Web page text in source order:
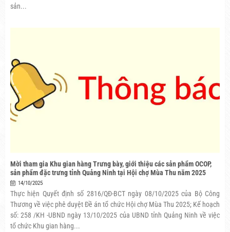
sản...
Mời tham gia Khu gian hàng Trưng bày, giới thiệu các sản phẩm OCOP,
sản phẩm đặc trưng tỉnh Quảng Ninh tại Hội chợ Mùa Thu năm 2025
14/10/2025
Thực hiện Quyết định số 2816/QĐ-BCT ngày 08/10/2025 của Bộ Công
Thương về việc phê duyệt Đề án tổ chức Hội chợ Mùa Thu 2025; Kế hoạch
số: 258 /KH -UBND ngày 13/10/2025 của UBND tỉnh Quảng Ninh về việc
tổ chức Khu gian hàng...